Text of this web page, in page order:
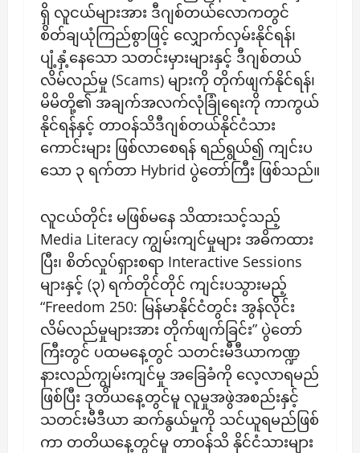
ရှိ လူငယ်များအား ဒီဂျစ်တယ်လောကတွင်
စိတ်ချယုံကြည်စွာဖြင့် လျှောက်လှမ်းနိုင်ရန်၊
ပျံ့နှံ့နေသော သတင်းမှားများနှင့် ဒီဂျစ်တယ်
လိမ်လည်မှု (Scams) များကို တိုက်ဖျက်နိုင်ရန်၊
မိမိတို့၏ အချက်အလက်လုံခြုံရေးကို ကာကွယ်
နိုင်ရန်နှင့် တာဝန်သိဒီဂျစ်တယ်နိုင်ငံသား
ကောင်းများ ဖြစ်လာစေရန် ရည်ရွယ်၍ ကျင်းပ
သော ၃ ရက်တာ Hybrid ပွဲတော်ကြီး ဖြစ်သည်။
လူငယ်တိုင်း မဖြစ်မနေ သိထားသင့်သည့်
Media Literacy ကျွမ်းကျင်မှုများ အဓိကထား
ပြီး၊ စိတ်လှုပ်ရှားစရာ Interactive Sessions
များနှင့် (၃) ရက်တိုင်တိုင် ကျင်းပသွားမည့်
“Freedom 250: မြန်မာနိုင်ငံတွင်း အွန်လိုင်း
လိမ်လည်မှုများအား တိုက်ဖျက်ခြင်း” ပွဲတော်
ကြီးတွင် ပထမနေ့တွင် သတင်းမီဒီယာကဏ္ဍ
နားလည်ကျွမ်းကျင်မှု အခြေခံကို လေ့လာရမည်
ဖြစ်ပြီး ဒုတိယနေ့တွင်မူ လူမှုအဖွဲအစည်းနှင့်
သတင်းမီဒီယာ ဆက်နွယ်မှုကို သင်ယူရမည်ဖြစ်
ကာ တတိယနေ့တွင်မူ တာဝန်သိ နိုင်ငံသားများ